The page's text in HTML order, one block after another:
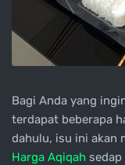
Bagi Anda yang
terdapat beberapa
dahulu, isu ini akan
Harga Aqiqah